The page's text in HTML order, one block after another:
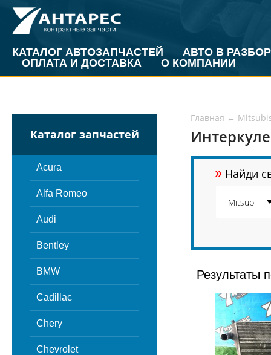
КАТАЛОГ АВТОЗАПЧАСТЕЙ
АВТО В РАЗБОР
ОПЛАТА И ДОСТАВКА
О КОМПАНИИ
Каталог запчастей
Acura
Alfa Romeo
Audi
Bentley
BMW
Cadillac
Chery
Chevrolet
Главная ←
» Найди
Результаты